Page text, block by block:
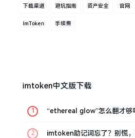
下载渠道 避坑指南 资产安全 官网
ImToken 手续费
imtoken中文版下载
“ethereal glow”怎么翻才够
imtoken助记词忘了？别慌